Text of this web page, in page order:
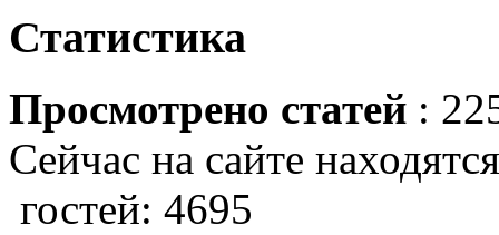
Статистика
Просмотрено статей :
Сейчас на сайте
гостей: 4695